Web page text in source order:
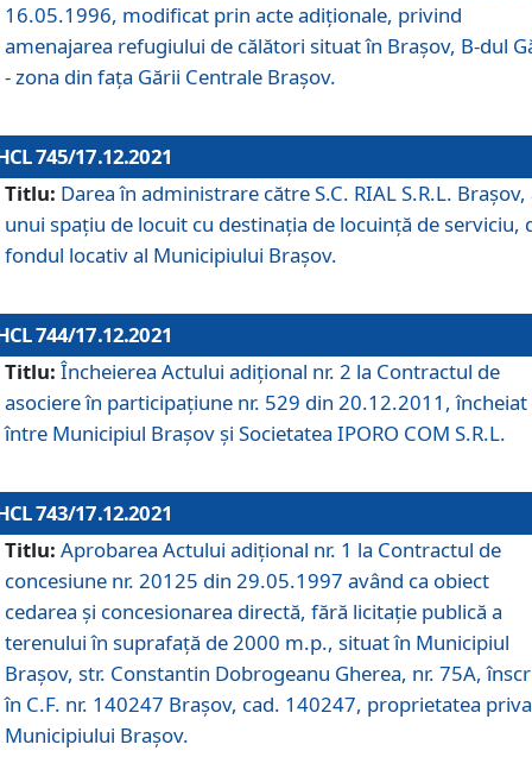
16.05.1996, modificat prin acte adiționale, privind
amenajarea refugiului de călători situat în Brașov, B-dul
- zona din faţa Gării Centrale Brașov.
745/17.12.2021
Titlu: Darea în administrare către S.C. RIAL S.R.L. Brașov,
unui spațiu de locuit cu destinația de locuință de serviciu,
fondul locativ al Municipiului Brașov.
744/17.12.2021
Titlu: Încheierea Actului adițional nr. 2 la Contractul de
asociere în participațiune nr. 529 din 20.12.2011, încheiat
între Municipiul Brașov și Societatea IPORO COM S.R.L.
743/17.12.2021
Titlu: Aprobarea Actului adiţional nr. 1 la Contractul de
concesiune nr. 20125 din 29.05.1997 având ca obiect
cedarea și concesionarea directă, fără licitație publică a
terenului în suprafață de 2000 m.p., situat în Municipiul
Brașov, str. Constantin Dobrogeanu Gherea, nr. 75A,
în C.F. nr. 140247 Brașov, cad. 140247, proprietatea
Municipiului Brașov.